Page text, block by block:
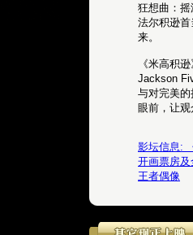
狂想曲：
法尔积逊
来。
《米高积
Jackson
与对完美
眼前，让
影坛信息:
开画票房
王者偶像